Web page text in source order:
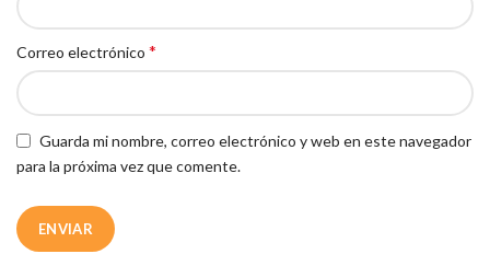
Correo electrónico *
Guarda mi nombre, correo electrónico y web en este navegador
para la próxima vez que comente.